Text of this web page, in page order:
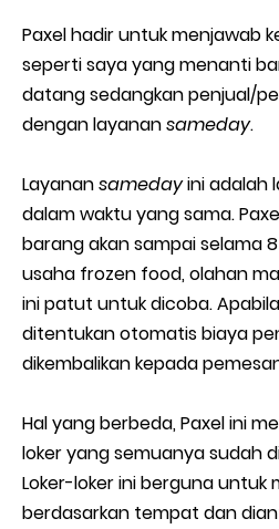
Paxel hadir untuk menjawab
seperti saya yang menanti
datang sedangkan penjual/
dengan layanansameday.
Layanansamedayini adalah
dalam waktu yang sama.
barang akan sampai selama
usaha frozen food, olahan
ini patut untuk dicoba.
ditentukan otomatis biaya
dikembalikan kepada
Hal yang berbeda, Paxel ini
loker yang semuanya sudah
Loker-loker ini berguna untuk
berdasarkan tempat dan